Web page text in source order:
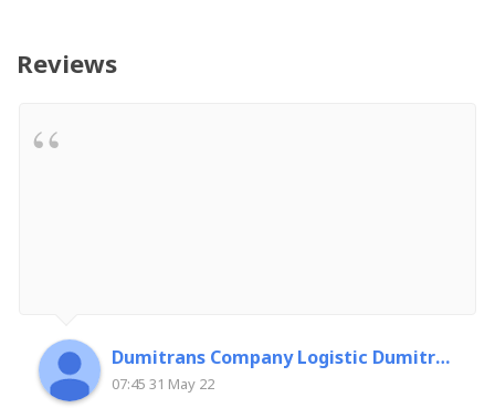
Reviews
Dumitrans Company Logistic Dumitrascu Florin
07:45 31 May 22